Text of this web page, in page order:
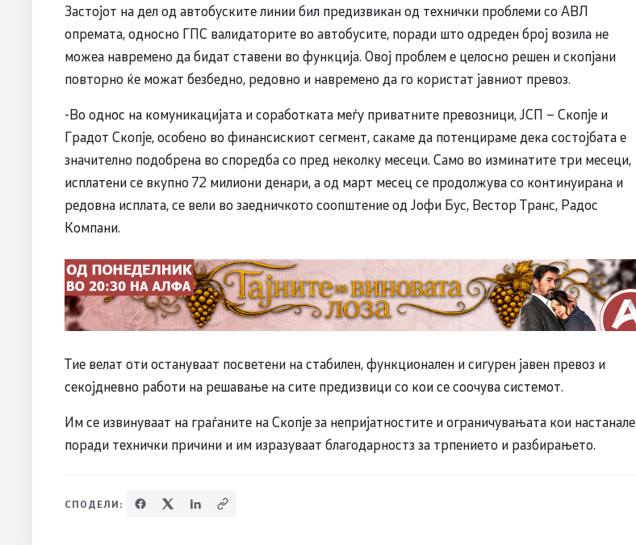
Застојот на дел од автобуските линии бил предизвикан од технички проблеми со АВЛ
опремата, односно ГПС валидаторите во автобусите, поради што одреден број возила не
можеа навремено да бидат ставени во функција. Овој проблем е целосно решен и скопјани
повторно ќе можат безбедно, редовно и навремено да го користат јавниот превоз.
-Во однос на комуникацијата и соработката меѓу приватните превозници, ЈСП – Скопје и
Градот Скопје, особено во финансискиот сегмент, сакаме да потенцираме дека состојбата е
значително подобрена во споредба со пред неколку месеци. Само во изминатите три месеци,
исплатени се вкупно 72 милиони денари, а од март месец се продолжува со континуирана и
редовна исплата, се вели во заедничкото соопштение од Јофи Бус, Вестор Транс, Радос
Компани.
Тие велат оти остануваат посветени на стабилен, функционален и сигурен јавен превоз и
секојдневно работи на решавање на сите предизвици со кои се соочува системот.
Им се извинуваат на граѓаните на Скопје за непријатностите и ограничувањата кои настанале
поради технички причини и им изразуваат благодарностз за трпението и разбирањето.
СПОДЕЛИ: